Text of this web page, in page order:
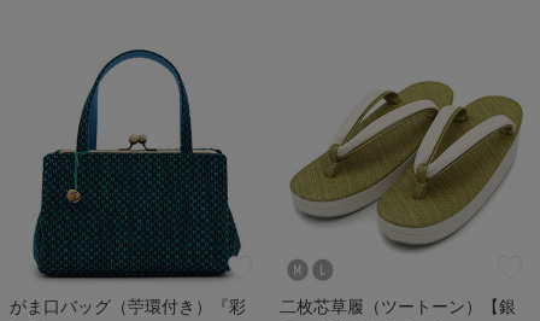
がま口バッグ（苧環付き）『彩
二枚芯草履（ツートーン）【銀